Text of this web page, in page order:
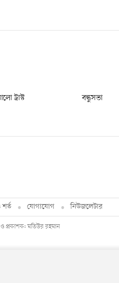
ট্রাস্ট বন্ধুসভা
যোগাযোগ নিউজলেটার
প্রকাশক: মতিউর রহমান